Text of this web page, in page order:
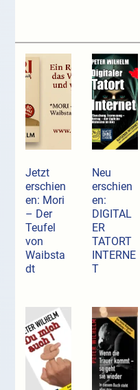
Jetzt
erschien
en: Mori
– Der
Teufel
von
Waibsta
dt
Neu
erschien
en:
DIGITAL
ER
TATORT
INTERNE
T